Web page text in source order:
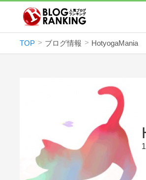
TOP ブログ情報 HotyogaMania